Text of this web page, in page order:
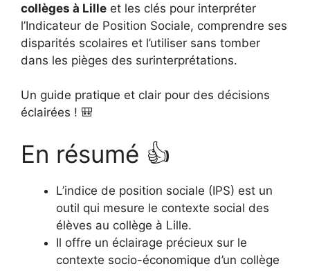
collèges à Lille et les clés pour interpréter
l’Indicateur de Position Sociale, comprendre ses
disparités scolaires et l’utiliser sans tomber
dans les pièges des surinterprétations.
Un guide pratique et clair pour des décisions
éclairées ! 🎒
En résumé 👍
L’indice de position sociale (IPS) est un
outil qui mesure le contexte social des
élèves au collège à Lille.
Il offre un éclairage précieux sur le
contexte socio-économique d’un collège